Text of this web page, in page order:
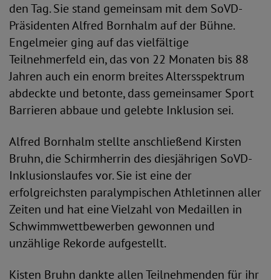
den Tag. Sie stand gemeinsam mit dem SoVD-
Präsidenten Alfred Bornhalm auf der Bühne.
Engelmeier ging auf das vielfältige
Teilnehmerfeld ein, das von 22 Monaten bis 88
Jahren auch ein enorm breites Altersspektrum
abdeckte und betonte, dass gemeinsamer Sport
Barrieren abbaue und gelebte Inklusion sei.
Alfred Bornhalm stellte anschließend Kirsten
Bruhn, die Schirmherrin des diesjährigen SoVD-
Inklusionslaufes vor. Sie ist eine der
erfolgreichsten paralympischen Athletinnen aller
Zeiten und hat eine Vielzahl von Medaillen in
Schwimmwettbewerben gewonnen und
unzählige Rekorde aufgestellt.
Kisten Bruhn dankte allen Teilnehmenden für ihr